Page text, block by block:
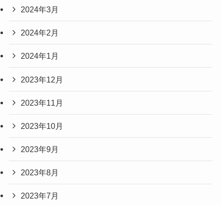
2024年3月
2024年2月
2024年1月
2023年12月
2023年11月
2023年10月
2023年9月
2023年8月
2023年7月